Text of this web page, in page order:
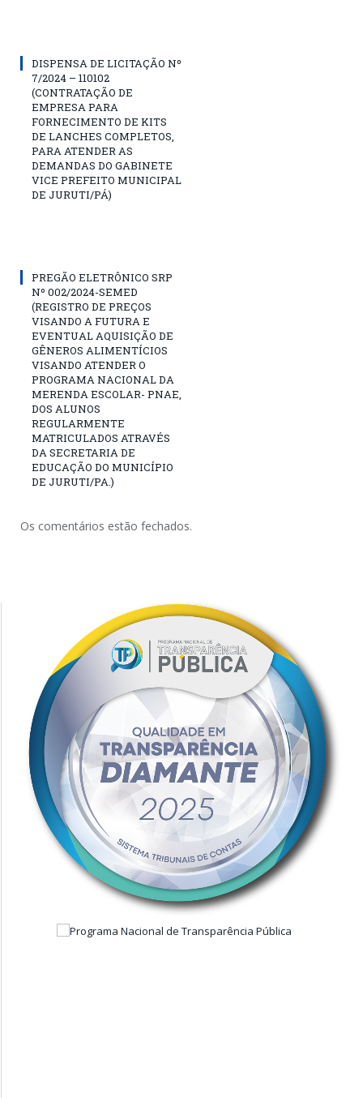
DISPENSA DE LICITAÇÃO Nº
7/2024 – 110102
(CONTRATAÇÃO DE
EMPRESA PARA
FORNECIMENTO DE KITS
DE LANCHES COMPLETOS,
PARA ATENDER AS
DEMANDAS DO GABINETE
VICE PREFEITO MUNICIPAL
DE JURUTI/PÁ)
PREGÃO ELETRÔNICO SRP
Nº 002/2024-SEMED
(REGISTRO DE PREÇOS
VISANDO A FUTURA E
EVENTUAL AQUISIÇÃO DE
GÊNEROS ALIMENTÍCIOS
VISANDO ATENDER O
PROGRAMA NACIONAL DA
MERENDA ESCOLAR- PNAE,
DOS ALUNOS
REGULARMENTE
MATRICULADOS ATRAVÉS
DA SECRETARIA DE
EDUCAÇÃO DO MUNICÍPIO
DE JURUTI/PA.)
Os comentários estão fechados.